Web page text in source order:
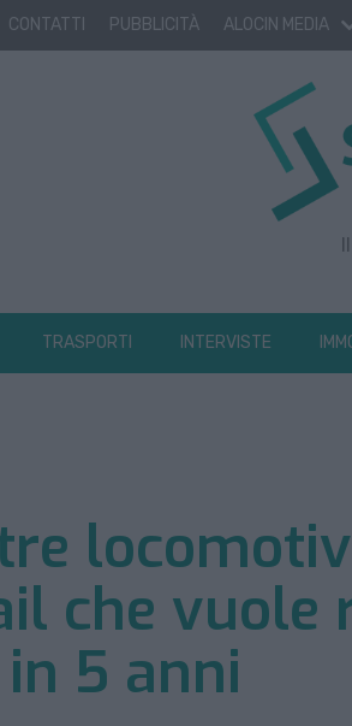
CONTATTI PUBBLICITÀ ALOCIN MEDIA
TRASPORTI INTERVISTE
che vuole
5 anni